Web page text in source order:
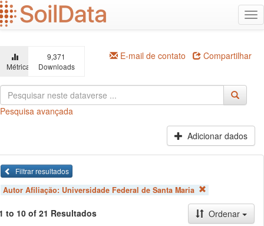
Ir
para
o
principal
Métricas
9,371
Downloads
E-mail de contato Compartilhar
Pesquisa avançada
Adicionar dados
Filtrar resultados
Autor Afiliação: Universidade Federal de Santa Maria
to 10 of 21 Resultados
Ordenar